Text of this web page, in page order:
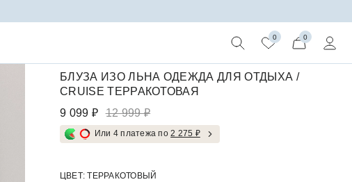
0 0
БЛУЗА ИЗО ЛЬНА ОДЕЖДА ДЛЯ ОТДЫХА /
CRUISE ТЕРРАКОТОВАЯ
9 099 ₽
12 999 ₽
Или 4 платежа по2 275 ₽
ЦВЕТ:ТЕРРАКОТОВЫЙ